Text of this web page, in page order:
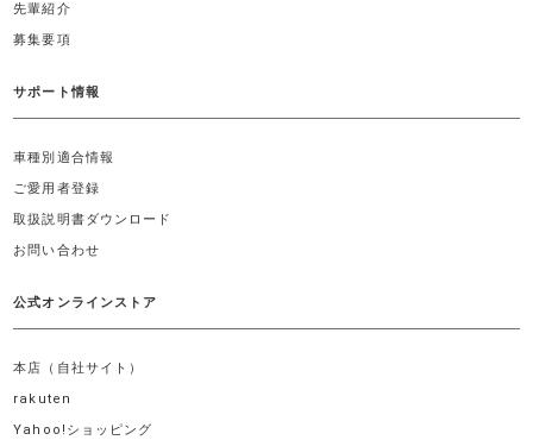
先輩紹介
募集要項
サポート情報
車種別適合情報
ご愛用者登録
取扱説明書ダウンロード
お問い合わせ
公式オンラインストア
本店（自社サイト）
rakuten
Yahoo!ショッピング